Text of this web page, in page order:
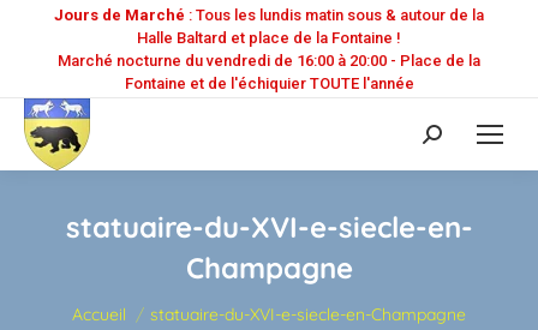
Jours de Marché : Tous les lundis matin sous & autour de la
Halle Baltard et place de la Fontaine !
Marché nocturne du vendredi de 16:00 à 20:00 - Place de la
Fontaine et de l'échiquier TOUTE l'année
Recherche
:
statuaire-du-XVI-e-siecle-en-
Champagne
Vous êtes ici :
Accueil statuaire-du-XVI-e-siecle-en-Champagne